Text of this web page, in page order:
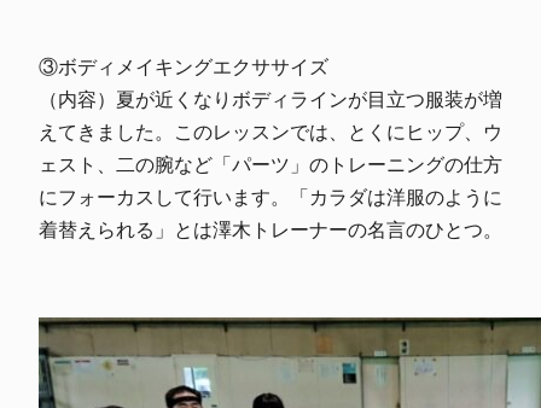
③ボディメイキングエクササイズ
（内容）夏が近くなりボディラインが目立つ服装が増
えてきました。このレッスンでは、とくにヒップ、ウ
ェスト、二の腕など「パーツ」のトレーニングの仕方
にフォーカスして行います。「カラダは洋服のように
着替えられる」とは澤木トレーナーの名言のひとつ。